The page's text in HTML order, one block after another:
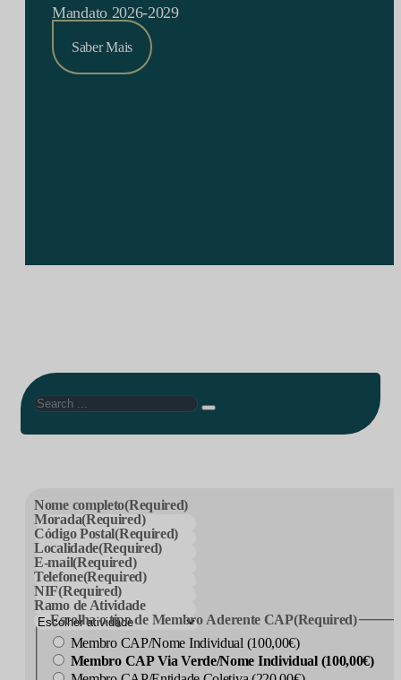
Mandato 2026-2029
Saber Mais
Search
Nome completo(Required)
Morada(Required)
Código Postal(Required)
Localidade(Required)
E-mail(Required)
Telefone(Required)
NIF(Required)
Ramo de Atividade
Escolha o tipo de Membro Aderente CAP(Required)
Membro CAP/Nome Individual (100,00€)
Membro CAP Via Verde/Nome Individual (100,00€)